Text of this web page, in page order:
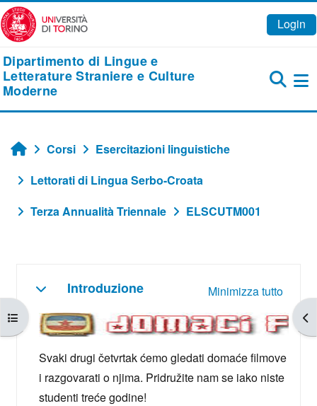
Vai al contenuto principale
Login
Dipartimento di Lingue e
Letterature Straniere e Culture
Moderne
Apri indice del corso
Home
Corsi
Esercitazioni linguistiche
Lettorati di Lingua Serbo-Croata
Terza Annualità Triennale
ELSCUTM001
Schema della sezione
MinimizzaIntroduzione Minimizza tutto
Svaki drugi četvrtak ćemo gledati domaće filmove
i razgovarati o njima. Pridružite nam se iako niste
studenti treće godine!